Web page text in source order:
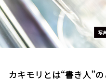
カキモリとは“書き人”の